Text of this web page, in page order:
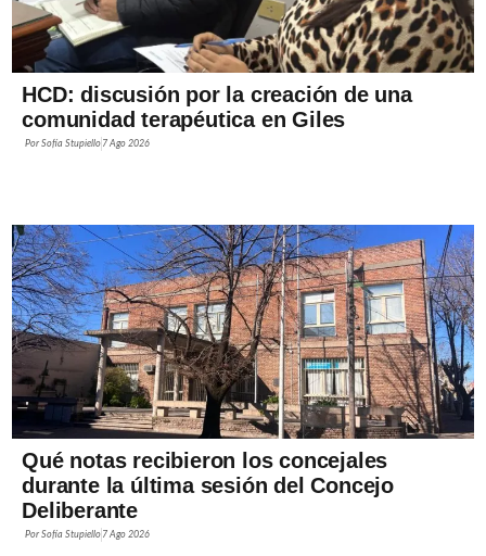
HCD: discusión por la creación de una
comunidad terapéutica en Giles
PorSofía Stupiello 7 Ago 2026
Qué notas recibieron los concejales
durante la última sesión del Concejo
Deliberante
PorSofía Stupiello 7 Ago 2026